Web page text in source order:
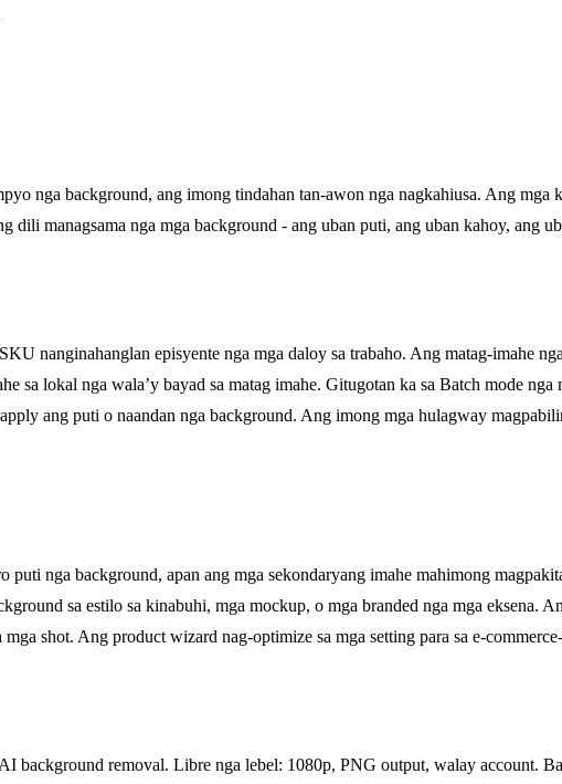
nga background, ang imong tindahan tan-awon nga nagkahiusa. Ang mga
dili managsama nga mga background - ang uban puti, ang uban kahoy, ang
nanginahanglan episyente nga mga daloy sa trabaho. Ang matag-imahe
sa lokal nga wala’y bayad sa matag imahe. Gitugotan ka sa Batch mode
ang puti o naandan nga background. Ang imong mga hulagway
puti nga background, apan ang mga sekondaryang imahe mahimong
sa estilo sa kinabuhi, mga mockup, o mga branded nga mga eksena.
shot. Ang product wizard nag-optimize sa mga setting para sa e-
background removal. Libre nga lebel: 1080p, PNG output, walay account.